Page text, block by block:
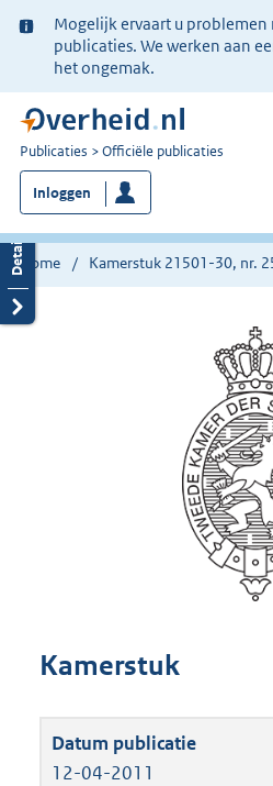
Ter
informatie:
Mogelijk ervaart u problemen
publicaties. We werken aan
het ongemak.
U
bent
nu
hier:
Publicaties Officiële publicaties
Inloggen
Home Kamerstuk 21501-30, nr.
Kamerstuk
12-04-2011